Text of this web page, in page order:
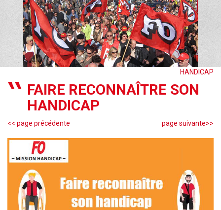
HANDICAP
FAIRE RECONNAÎTRE SON
HANDICAP
<< page précédente page suivante>>